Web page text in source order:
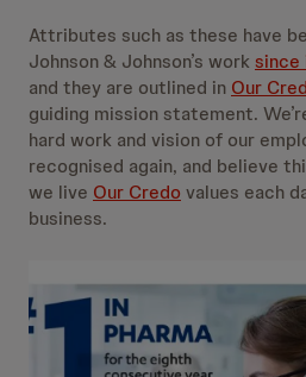
Attributes such as these have
Johnson & Johnson’s work since
and they are outlined in Our
guiding mission statement.
hard work and vision of our
recognised again, and believe
we live Our Credo values each
business.